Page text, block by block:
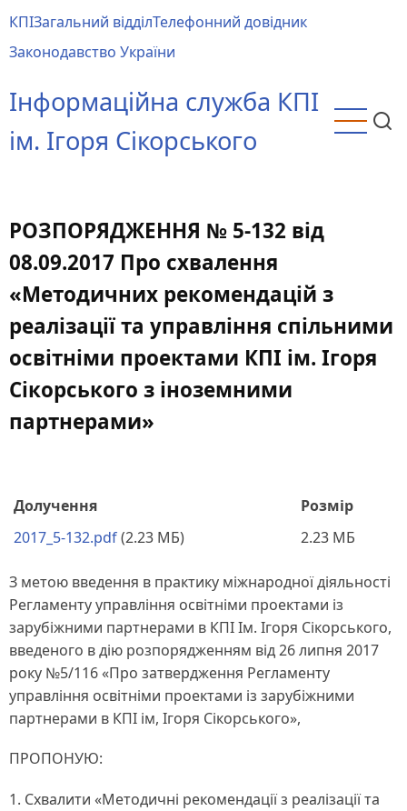
до
основного
КПІЗагальний відділТелефонний довідник
Законодавство України
Інформаційна служба КПІ
ім. Ігоря Сікорського
РОЗПОРЯДЖЕННЯ № 5-132 від
08.09.2017 Про схвалення
«Методичних рекомендацій з
реалізації та управління спільними
освітніми проектами КПІ ім. Ігоря
Сікорського з іноземними
партнерами»
Долучення
Розмір
2017_5-132.pdf(2.23 МБ) 2.23 МБ
З метою введення в практику міжнародної діяльності
Регламенту управління освітніми проектами із
зарубіжними партнерами в КПІ Ім. Ігоря Сікорського,
введеного в дію розпорядженням від 26 липня 2017
року №5/116 «Про затвердження Регламенту
управління освітніми проектами із зарубіжними
партнерами в КПІ ім, Ігоря Сікорського»,
ПРОПОНУЮ:
1. Схвалити «Методичні рекомендації з реалізації та